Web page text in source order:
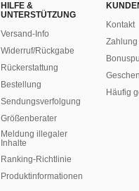
HILFE &
UNTERSTÜTZUNG
Versand-Info
Widerruf/Rückgabe
Rückerstattung
Bestellung
Sendungsverfolgung
Größenberater
Meldung illegaler
Inhalte
Ranking-Richtlinie
​Produktinformationen
Kontakt
Zahlung
Häufig